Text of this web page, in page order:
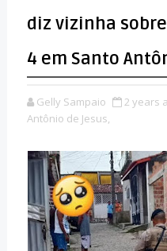
diz vizinha
4 em Santo
Gelly Sampaio 2 years
Antônio de Jesus,